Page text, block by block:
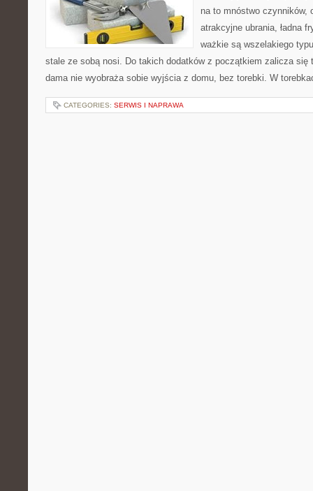
na to mnóstwo czynników,
atrakcyjne ubrania, ładna
ważkie są wszelakiego
stale ze sobą nosi. Do takich dodatków z początkiem zalicza się
dama nie wyobraża sobie wyjścia z domu, bez torebki. W
CATEGORIES: SERWIS I NAPRAWA